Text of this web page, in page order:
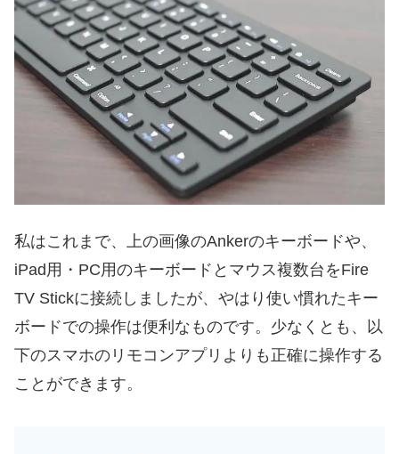
私はこれまで、上の画像のAnkerのキーボードや、
iPad用・PC用のキーボードとマウス複数台をFire
TV Stickに接続しましたが、やはり使い慣れたキー
ボードでの操作は便利なものです。少なくとも、以
下のスマホのリモコンアプリよりも正確に操作する
ことができます。